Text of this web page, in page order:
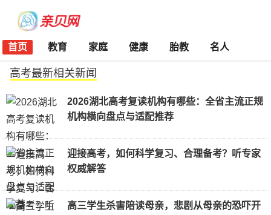
首页 教育 家庭 健康 胎教 名人
高考最新相关新闻
2026湖北高考复读机构有哪些：全省主流正规
机构横向盘点与适配推荐
迎接高考，如何科学复习、合理备考？听专家
权威解答
高三学生杀害陪读母亲，悲剧从母亲的恐吓开